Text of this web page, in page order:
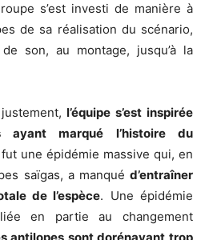
s’est investi de manière à
de sa réalisation du scénario,
son, au montage, jusqu’à la
l’équipe s’est inspirée
ayant marqué l’histoire du
une épidémie massive qui, en
saïgas, a manqué d’entraîner
de l’espèce. Une épidémie
en partie au changement